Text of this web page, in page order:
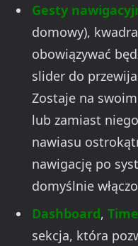
Gesty
domowy),
obowiązywać
slider do
Zostaje na
lub zamiast
nawiasu
nawigację po
domyślnie
Dashboard,
sekcja, która